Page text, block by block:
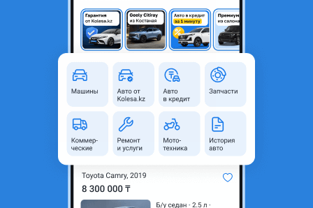
АКПП коробка автомат Toyota
Алматы, Алматинская
область
Б/y
Есть доставка
Да
Подходит на авто